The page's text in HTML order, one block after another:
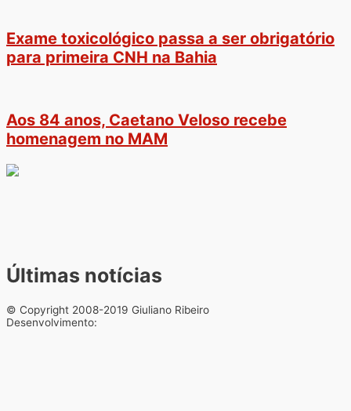
Exame toxicológico passa a ser obrigatório
para primeira CNH na Bahia
Aos 84 anos, Caetano Veloso recebe
homenagem no MAM
Últimas notícias
© Copyright 2008-2019 Giuliano Ribeiro
Desenvolvimento: